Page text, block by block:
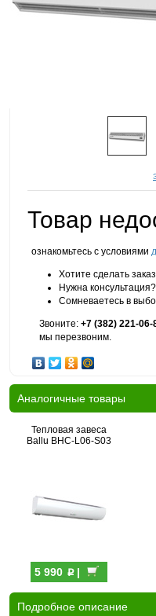
Товар
ознакомьтесь с условиями
Хотите сделать
Нужна консультация?
Сомневаетесь в
Звоните: +7 (382) 221-06-
мы перезвоним.
Аналогичные товары
Тепловая завеса
Ballu BHC-L06-S03
5 990 p|
Подробное описание